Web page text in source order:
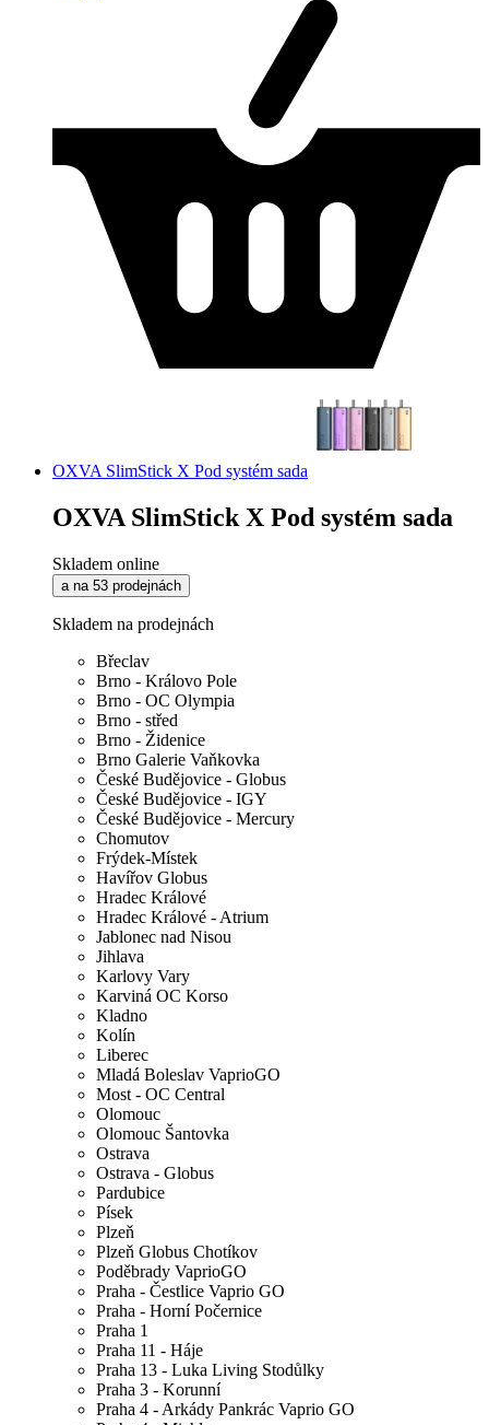
OXVA SlimStick X Pod systém sada
OXVA SlimStick X Pod systém sada
Skladem online
a na 53 prodejnách
Skladem na prodejnách
Břeclav
Brno - Královo Pole
Brno - OC Olympia
Brno - střed
Brno - Židenice
Brno Galerie Vaňkovka
České Budějovice - Globus
České Budějovice - IGY
České Budějovice - Mercury
Chomutov
Frýdek-Místek
Havířov Globus
Hradec Králové
Hradec Králové - Atrium
Jablonec nad Nisou
Jihlava
Karlovy Vary
Karviná OC Korso
Kladno
Kolín
Liberec
Mladá Boleslav VaprioGO
Most - OC Central
Olomouc
Olomouc Šantovka
Ostrava
Ostrava - Globus
Pardubice
Písek
Plzeň
Plzeň Globus Chotíkov
Poděbrady VaprioGO
Praha - Čestlice Vaprio GO
Praha - Horní Počernice
Praha 1
Praha 11 - Háje
Praha 13 - Luka Living Stodůlky
Praha 3 - Korunní
Praha 4 - Arkády Pankrác Vaprio GO